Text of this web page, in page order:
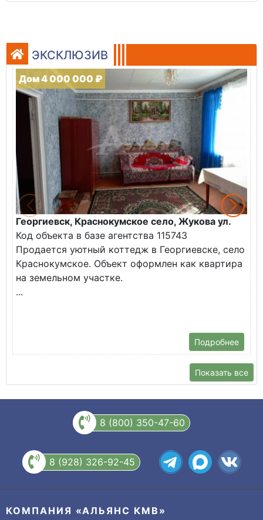
ЭКСКЛЮЗИВ
Дом 4 000 000 ₽
Георгиевск, Краснокумское село, Жукова ул.
Код объекта в базе агентства 115743
Продается уютный коттедж в Георгиевске, село
Краснокумское. Объект оформлен как квартира
на земельном участке.
...
Подробнее
Показать все
8 (800) 350-47-60
8 (928) 326-92-45
КОМПАНИЯ «АЛЬЯНС КМВ»